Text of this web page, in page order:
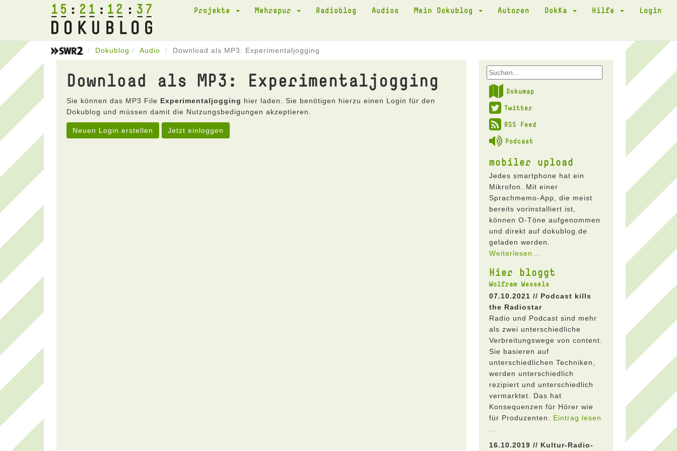
15 21 12 37 Projekte Mehrspur Radioblog Audios Mein Dokublog Autoren DokKa Hilfe Login
Dokublog Audio Download als MP3: Experimentaljogging
Download als MP3: Experimentaljogging
Sie können das MP3 File Experimentaljogging hier laden. Sie benötigen hierzu einen Login für den
Dokublog und müssen damit die Nutzungsbedigungen akzeptieren.
Neuen Login erstellen Jetzt einloggen
Dokumap
Twitter
RSS Feed
Podcast
mobiler upload
Jedes smartphone hat ein
Mikrofon. Mit einer
Sprachmemo-App, die meist
bereits vorinstalliert ist,
können O-Töne aufgenommen
und direkt auf dokublog.de
geladen werden.
Weiterlesen...
Hier bloggt
Wolfram Wessels
07.10.2021 // Podcast kills
the Radiostar
Radio und Podcast sind mehr
als zwei unterschiedliche
Verbreitungswege von content.
Sie basieren auf
unterschiedlichen Techniken,
werden unterschiedlich
rezipiert und unterschiedlich
vermarktet. Das hat
Konsequenzen für Hörer wie
für Produzenten. Eintrag lesen
16.10.2019 // Kultur-Radio-